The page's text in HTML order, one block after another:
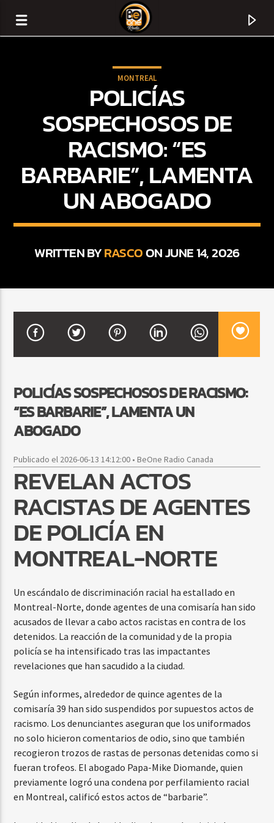
TITLE
CURRENT SHOW
DJ MIX
12:00 AM 2:00 AM
Beone Radio
MONTREAL
POLICÍAS
SOSPECHOSOS DE
RACISMO: “ES
BARBARIE”, LAMENTA
UN ABOGADO
WRITTEN BYRASCOON JUNE 14, 2026
POLICÍAS SOSPECHOSOS DE RACISMO:
“ES BARBARIE”, LAMENTA UN
ABOGADO
Publicado el 2026-06-13 14:12:00 • BeOne Radio Canada
REVELAN ACTOS
RACISTAS DE AGENTES
DE POLICÍA EN
MONTREAL-NORTE
Un escándalo de discriminación racial ha estallado en
Montreal-Norte, donde agentes de una comisaría han sido
acusados de llevar a cabo actos racistas en contra de los
detenidos. La reacción de la comunidad y de la propia
policía se ha intensificado tras las impactantes
revelaciones que han sacudido a la ciudad.
Según informes, alrededor de quince agentes de la
comisaría 39 han sido suspendidos por supuestos actos de
racismo. Los denunciantes aseguran que los uniformados
no solo hicieron comentarios de odio, sino que también
recogieron trozos de rastas de personas detenidas como si
fueran trofeos. El abogado Papa-Mike Diomande, quien
previamente logró una condena por perfilamiento racial
en Montreal, calificó estos actos de “barbarie”.